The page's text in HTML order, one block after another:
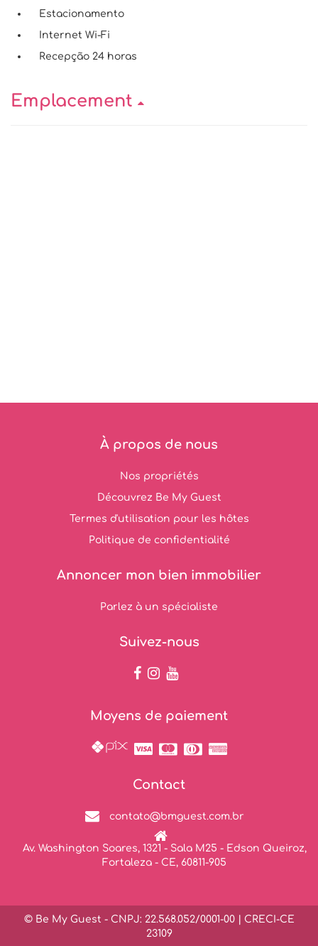
Estacionamento
Internet Wi-Fi
Recepção 24 horas
Emplacement
À propos de nous
Nos propriétés
Découvrez Be My Guest
Termes d'utilisation pour les hôtes
Politique de confidentialité
Annoncer mon bien immobilier
Parlez à un spécialiste
Suivez-nous
Moyens de paiement
Contact
contato@bmguest.com.br
Av. Washington Soares, 1321 - Sala M25 - Edson Queiroz,
Fortaleza - CE, 60811-905
© Be My Guest - CNPJ: 22.568.052/0001-00 | CRECI-CE
23109